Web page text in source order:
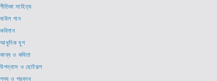
গীতিকা সাহিত্য
বাউল গান
কবিগান
আধুনিক যুগ
কাব্য ও কবিতা
উপন্যাস ও ছোটগল্প
গদ্য ও প্রবন্ধ